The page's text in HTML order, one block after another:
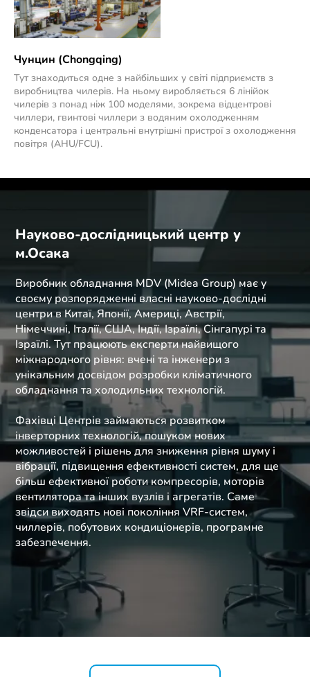
Чунцин (Chongqing)
Тут знаходиться одне з найбільших у світі підприємств з
виробництва чилерів. На ньому виробляється 6 лінійок
чилерів з понад ніж 100 моделями, зокрема відцентрові
чиллери, гвинтові чиллери з водяним охолодженням
конденсатора і центральні внутрішні пристрої з охолодження
повітря (AHU/FCU).
Науково-дослідницький центр у
м.Осака
Виробник обладнання MDV (Midea Group) має у
своєму розпорядженні власні науково-дослідні
центри в Китаї, Японії, Америці, Австрії,
Німеччині, Італії, США, Індії, Ізраїлі, Сінгапурі та
Ізраїлі. Тут працюють експерти найвищого
міжнародного рівня: вчені та інженери з
унікальним досвідом розробки кліматичного
обладнання та холодильних технологій.
Фахівці Центрів займаються розвитком
інверторних технологій, пошуком нових
можливостей і рішень для зниження рівня шуму і
вібрації, підвищення ефективності систем, для ще
більш ефективної роботи компресорів, моторів
вентилятора та інших вузлів і агрегатів. Саме
звідси виходять нові покоління VRF-систем,
чиллерів, побутових кондиціонерів, програмне
забезпечення.